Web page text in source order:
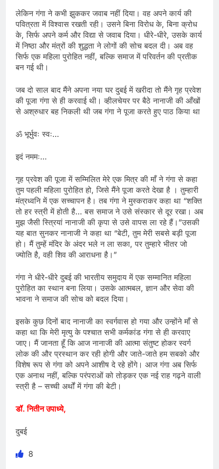
लेकिन गंगा ने कभी झुककर जवाब नहीं दिया। वह अपने कार्य की
पवित्रता में विश्वास रखती रही। उसने बिना विरोध के, बिना क्रोध
के, सिर्फ अपने कर्म और विद्या से जवाब दिया। धीरे-धीरे, उसके कार्य
में निष्ठा और मंत्रों की शुद्धता ने लोगों की सोच बदल दी। अब वह
सिर्फ एक महिला पुरोहित नहीं, बल्कि समाज में परिवर्तन की प्रतीक
बन गई थी।
जब दो साल बाद मैंने अपना नया घर दुबई में खरीदा तो मैंने गृह प्रवेश
की पूजा गंगा से ही करवाई थी। व्हीलचेयर पर बैठे नानाजी की आँखों
से अश्रुधार बह निकली थी जब गंगा ने पूजा करते हुए पाठ किया था
ॐ भूर्भुवः स्वः…
इदं नममः…
गृह प्रवेश की पूजा में सम्मिलित मेरे एक मित्र की माँ ने गंगा से कहा
तुम पहली महिला पुरोहित हो, जिसे मैंने पूजा करते देखा है । तुम्हारी
मंत्रध्वनि में एक सच्चापन है। तब गंगा ने मुस्कराकर कहा था “शक्ति
तो हर स्त्री में होती है… बस समाज ने उसे संस्कार से दूर रखा। अब
मुझ जैसी स्त्रियां नानाजी की कृपा से उसे वापस ला रहे हैं।”उसकी
यह बात सुनकर नानाजी ने कहा था “बेटी, तुम मेरी सबसे बड़ी पूजा
हो। मैं तुम्हें मंदिर के अंदर भले न ला सका, पर तुम्हारे भीतर जो
ज्योति है, वही शिव की आराधना है।”
गंगा ने धीरे-धीरे दुबई की भारतीय समुदाय में एक सम्मानित महिला
पुरोहित का स्थान बना लिया। उसके आत्मबल, ज्ञान और सेवा की
भावना ने समाज की सोच को बदल दिया।
इसके कुछ दिनों बाद नानाजी का स्वर्गवास हो गया और उन्होंने माँ से
कहा था कि मेरी मृत्यु के पश्चात सभी कर्मकांड गंगा से ही करवाए
जाए। मैं जानता हूँ कि आज नानाजी की आत्मा संतुष्ट होकर स्वर्ग
लोक की और प्रस्थान कर रही होगी और जाते-जाते हम सबको और
विशेष रूप से गंगा को अपने आशीष दे रहे होंगे। आज गंगा अब सिर्फ
एक अनाथ नहीं, बल्कि परंपराओं को तोड़कर एक नई राह गढ़ने वाली
स्त्री है – सच्ची अर्थों में गंगा की बेटी।
डॉ. नितीन उपाध्ये,
दुबई
8